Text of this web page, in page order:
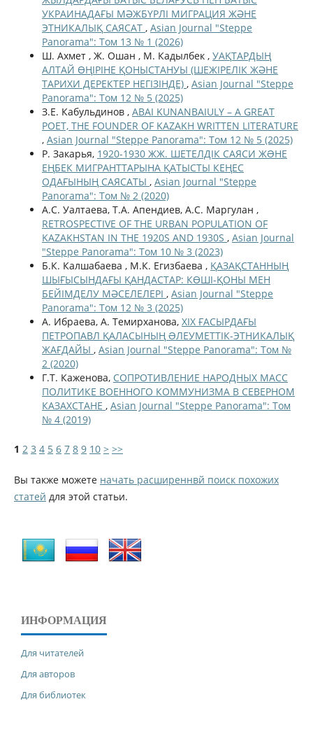
УКРАИНАДАҒЫ МӘЖБҮРЛІ МИГРАЦИЯ ЖӘНЕ
ЭТНИКАЛЫҚ САЯСАТ , Asian Journal "Steppe
Panorama": Том 13 № 1 (2026)
Ш. Ахмет , Ж. Ошан , М. Кадылбек , УАҚТАРДЫҢ
АЛТАЙ ӨҢІРІНЕ ҚОНЫСТАНУЫ (ШЕЖІРЕЛІК ЖӘНЕ
ТАРИХИ ДЕРЕКТЕР НЕГІЗІНДЕ) , Asian Journal "Steppe
Panorama": Том 12 № 5 (2025)
З.Е. Кабульдинов , ABAI KUNANBAIULY – A GREAT
POET, THE FOUNDER OF KAZAKH WRITTEN LITERATURE
, Asian Journal "Steppe Panorama": Том 12 № 5 (2025)
Р. Закарья, 1920-1930 ЖЖ. ШЕТЕЛДІК САЯСИ ЖƏНЕ
ЕҢБЕК МИГРАНТТАРЫНА ҚАТЫСТЫ КЕҢЕС
ОДАҒЫНЫҢ САЯСАТЫ , Asian Journal "Steppe
Panorama": Том № 2 (2020)
А.С. Уалтаева, Т.А. Апендиев, А.С. Маргулан ,
RETROSPECTIVE OF THE URBAN POPULATION OF
KAZAKHSTAN IN THE 1920S AND 1930S , Asian Journal
"Steppe Panorama": Том 10 № 3 (2023)
Б.К. Калшабаева , М.К. Егизбаева , ҚАЗАҚСТАННЫҢ
ШЫҒЫСЫНДАҒЫ ҚАНДАСТАР: КӨШІ-ҚОНЫ МЕН
БЕЙІМДЕЛУ МӘСЕЛЕЛЕРІ , Asian Journal "Steppe
Panorama": Том 12 № 3 (2025)
А. Ибраева, А. Темирханова, ХІХ ҒАСЫРДАҒЫ
ПЕТРОПАВЛ ҚАЛАСЫНЫҢ ƏЛЕУМЕТТІК-ЭТНИКАЛЫҚ
ЖАҒДАЙЫ , Asian Journal "Steppe Panorama": Том №
2 (2020)
Г.Т. Каженова, СОПРОТИВЛЕНИЕ НАРОДНЫХ МАСС
ПОЛИТИКЕ ВОЕННОГО КОММУНИЗМА В СЕВЕРНОМ
КАЗАХСТАНЕ , Asian Journal "Steppe Panorama": Том
№ 4 (2019)
1 2 3 4 5 6 7 8 9 10 > >>
Вы также можете начать расширеннвй поиск похожих
статей для этой статьи.
ИНФОРМАЦИЯ
Для читателей
Для авторов
Для библиотек